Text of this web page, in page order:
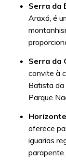
Serra da
Araxá, é
Serra da
convite à
Batista da
Parque
oferece
iguarias
parapente.